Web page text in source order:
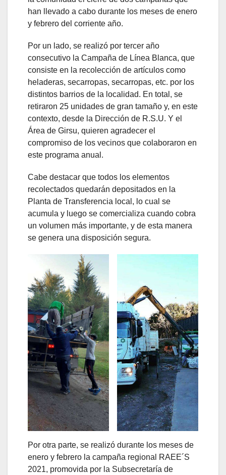
han llevado a cabo durante los meses de enero
y febrero del corriente año.
Por un lado, se realizó por tercer año
consecutivo la Campaña de Línea Blanca, que
consiste en la recolección de artículos como
heladeras, secarropas, secarropas, etc. por los
distintos barrios de la localidad. En total, se
retiraron 25 unidades de gran tamaño y, en este
contexto, desde la Dirección de R.S.U. Y el
Área de Girsu, quieren agradecer el
compromiso de los vecinos que colaboraron en
este programa anual.
Cabe destacar que todos los elementos
recolectados quedarán depositados en la
Planta de Transferencia local, lo cual se
acumula y luego se comercializa cuando cobra
un volumen más importante, y de esta manera
se genera una disposición segura.
Por otra parte, se realizó durante los meses de
enero y febrero la campaña regional RAEE´S
2021, promovida por la Subsecretaría de